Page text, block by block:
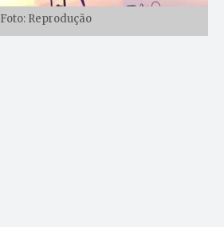
Foto: Reprodução